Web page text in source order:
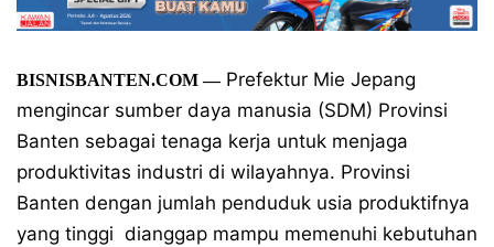
BISNISBANTEN.COM—Prefektur Mie Jepang
mengincar sumber daya manusia (SDM) Provinsi
Banten sebagai tenaga kerja untuk menjaga
produktivitas industri di wilayahnya. Provinsi
Banten dengan jumlah penduduk usia produktifnya
yang tinggi dianggap mampu memenuhi kebutuhan